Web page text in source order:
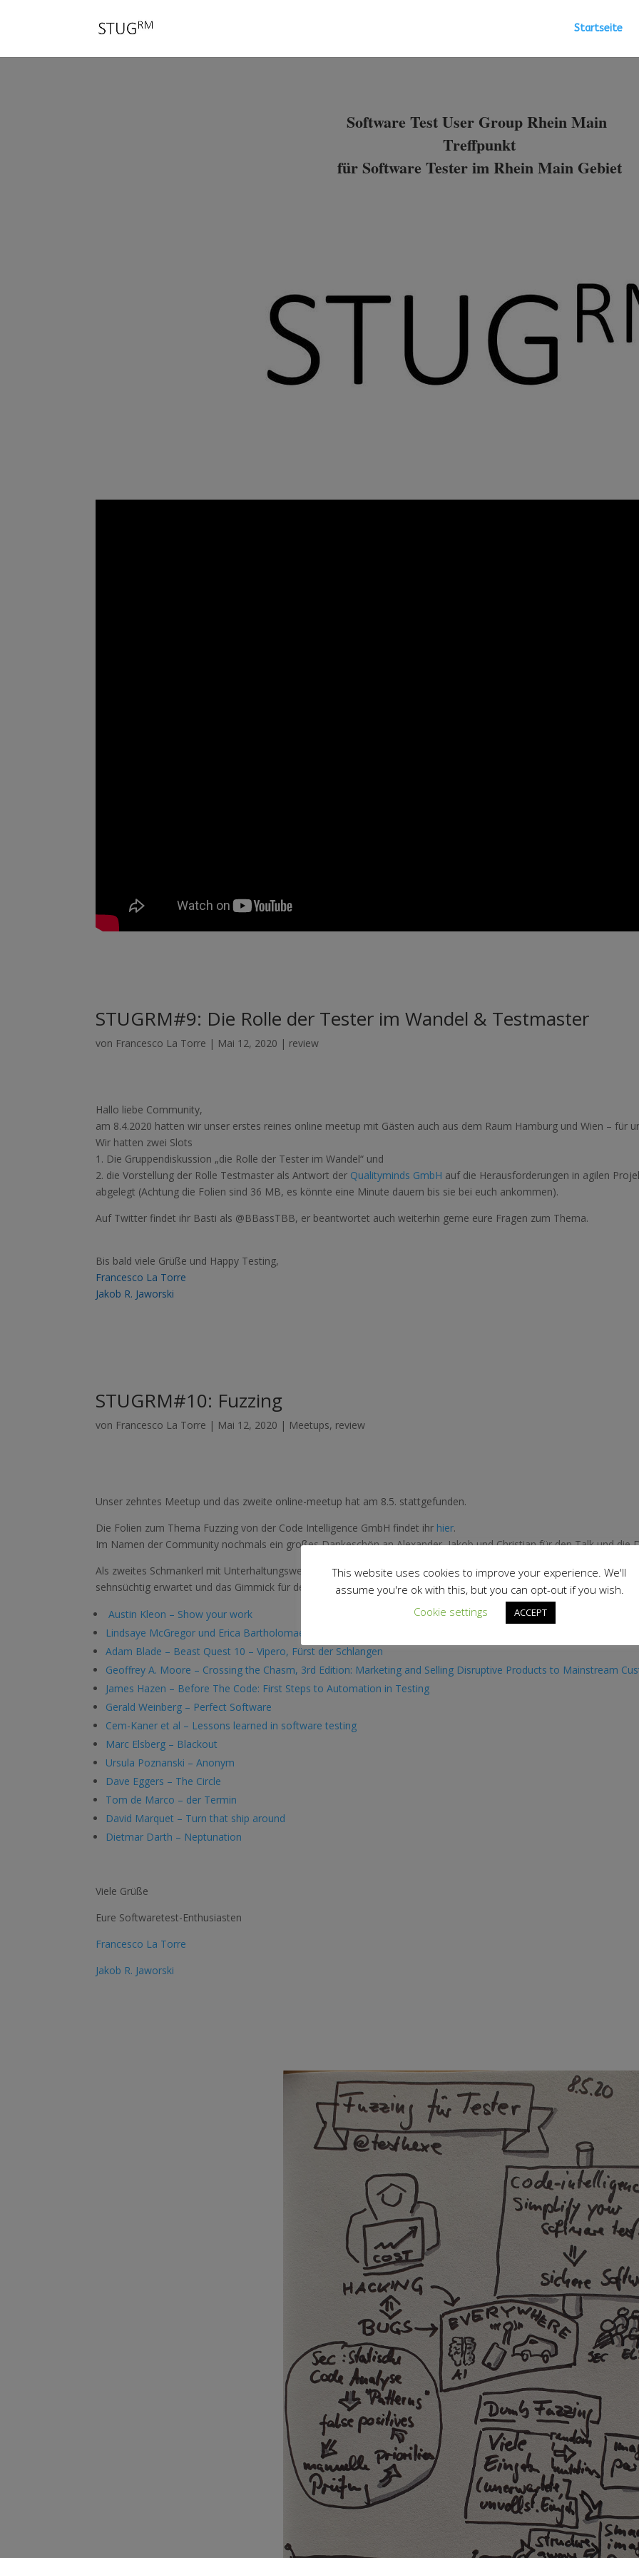
Startseite
Software Test User Group Rhein Main
Treffpunkt
für Software Tester im Rhein Main Gebiet
STUGRM#9: Die Rolle der Tester im Wandel & Testmaster
von Francesco La Torre | Mai 12, 2020 | review
Hallo liebe Community,
am 8.4.2020 hatten wir unser erstes reines online meetup mit Gästen auch aus dem Raum Hamburg und Wien – für
Wir hatten zwei Slots
1. Die Gruppendiskussion „die Rolle der Tester im Wandel“ und
2. die Vorstellung der Rolle Testmaster als Antwort der Qualityminds GmbH auf die Herausforderungen in agilen
abgelegt (Achtung die Folien sind 36 MB, es könnte eine Minute dauern bis sie bei euch ankommen).
Auf Twitter findet ihr Basti als @BBassTBB, er beantwortet auch weiterhin gerne eure Fragen zum Thema.
Bis bald viele Grüße und Happy Testing,
Francesco La Torre
Jakob R. Jaworski
STUGRM#10: Fuzzing
von Francesco La Torre | Mai 12, 2020 | Meetups, review
Unser zehntes Meetup und das zweite online-meetup hat am 8.5. stattgefunden.
Die Folien zum Thema Fuzzing von der Code Intelligence GmbH findet ihr hier.
Im Namen der Community nochmals ein großes Dankeschön an Alexander, Jakob und Christian für den Talk und die
Als zweites Schmankerl mit Unterhaltungswert gleich mehrfach sind die Buchtipps, die wir gesammelt haben in der
sehnsüchtig erwartet und das Gimmick für den Warmup scheint euch sehr gut gefallen zu haben, mal sehen was wir
Austin Kleon – Show your work
Lindsaye McGregor und Erica Bartholomae – Wineries of the Cape: The essential companion to touring the
Adam Blade – Beast Quest 10 – Vipero, Fürst der Schlangen
Geoffrey A. Moore – Crossing the Chasm, 3rd Edition: Marketing and Selling Disruptive Products to Mainstream
James Hazen – Before The Code: First Steps to Automation in Testing
Gerald Weinberg – Perfect Software
Cem-Kaner et al – Lessons learned in software testing
Marc Elsberg – Blackout
Ursula Poznanski – Anonym
Dave Eggers – The Circle
Tom de Marco – der Termin
David Marquet – Turn that ship around
Dietmar Darth – Neptunation
Viele Grüße
Eure Softwaretest-Enthusiasten
Francesco La Torre
Jakob R. Jaworski
This website uses cookies to improve your experience. We'll
assume you're ok with this, but you can opt-out if you wish.
Cookie settings
ACCEPT